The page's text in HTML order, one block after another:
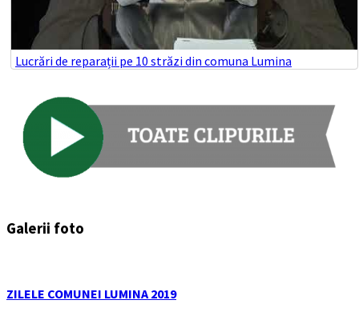
Lucrări de reparații pe 10 străzi din comuna Lumina
Galerii foto
ZILELE COMUNEI LUMINA 2019